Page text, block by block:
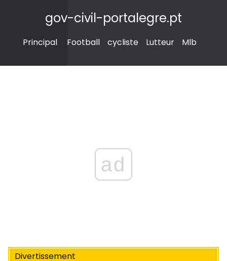
gov-civil-portalegre.pt
Principal Football cycliste Lutteur Mlb
ad
Divertissement